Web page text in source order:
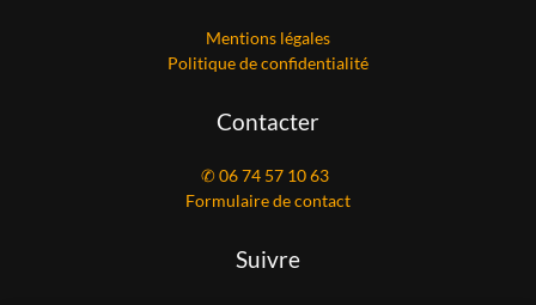
Mentions légales
Politique de confidentialité
Contacter
✆ 06 74 57 10 63
Formulaire de contact
Suivre